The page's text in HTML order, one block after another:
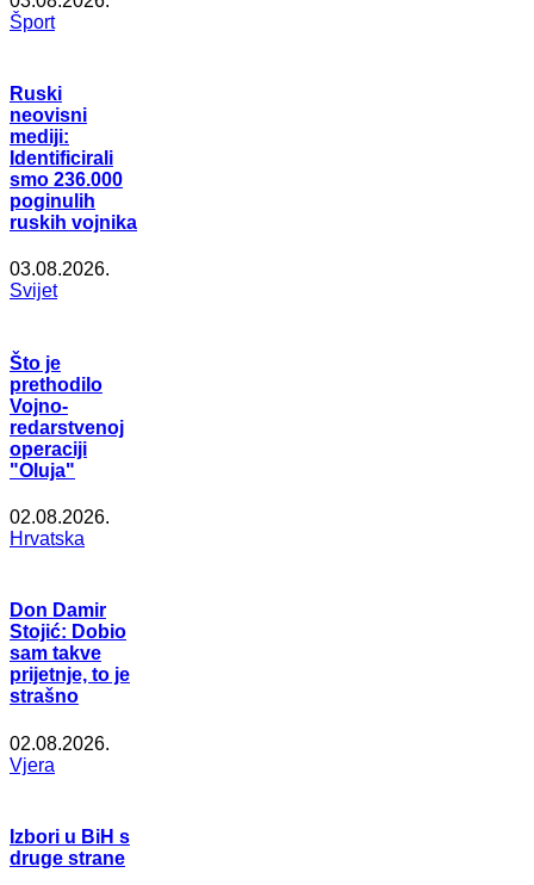
Šport
Ruski
neovisni
mediji:
Identificirali
smo 236.000
poginulih
ruskih vojnika
03.08.2026.
Svijet
Što je
prethodilo
Vojno-
redarstvenoj
operaciji
"Oluja"
02.08.2026.
Hrvatska
Don Damir
Stojić: Dobio
sam takve
prijetnje, to je
strašno
02.08.2026.
Vjera
Izbori u BiH s
druge strane